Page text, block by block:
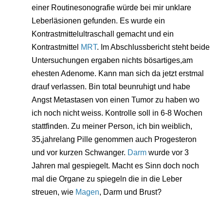
einer Routinesonografie würde bei mir unklare
Leberläsionen gefunden. Es wurde ein
Kontrastmittelultraschall gemacht und ein
Kontrastmittel MRT. Im Abschlussbericht steht beide
Untersuchungen ergaben nichts bösartiges,am
ehesten Adenome. Kann man sich da jetzt erstmal
drauf verlassen. Bin total beunruhigt und habe
Angst Metastasen von einen Tumor zu haben wo
ich noch nicht weiss. Kontrolle soll in 6-8 Wochen
stattfinden. Zu meiner Person, ich bin weiblich,
35,jahrelang Pille genommen auch Progesteron
und vor kurzen Schwanger. Darm wurde vor 3
Jahren mal gespiegelt. Macht es Sinn doch noch
mal die Organe zu spiegeln die in die Leber
streuen, wie Magen, Darm und Brust?